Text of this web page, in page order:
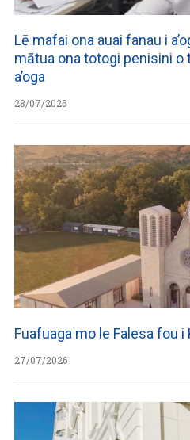
Lē mafai ona auai fanau i
mātua ona totogi penisini o
a’oga
28/07/2026
Fuafuaga mo le Falesa fou
27/07/2026